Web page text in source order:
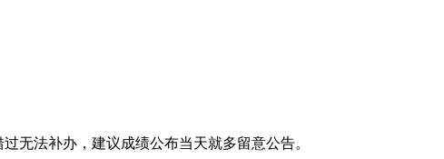
法补办，建议成绩公布当天就多留意公告。